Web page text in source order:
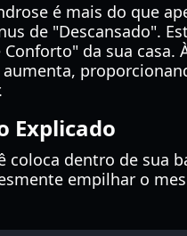
é mais do que
de "Descansado".
da sua casa.
Explicado
coloca dentro de sua
empilhar o